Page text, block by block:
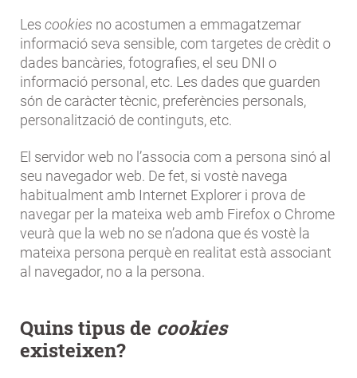
Les cookies no acostumen a emmagatzemar
informació seva sensible, com targetes de crèdit o
dades bancàries, fotografies, el seu DNI o
informació personal, etc. Les dades que guarden
són de caràcter tècnic, preferències personals,
personalització de continguts, etc.
El servidor web no l’associa com a persona sinó al
seu navegador web. De fet, si vostè navega
habitualment amb Internet Explorer i prova de
navegar per la mateixa web amb Firefox o Chrome
veurà que la web no se n’adona que és vostè la
mateixa persona perquè en realitat està associant
al navegador, no a la persona.
Quins tipus de cookies
existeixen?